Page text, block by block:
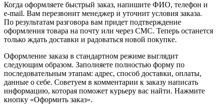
Когда оформляете быстрый заказ, напишите ФИО, телефон и
e-mail. Вам перезвонит менеджер и уточнит условия заказа.
По результатам разговора вам придет подтверждение
оформления товара на почту или через СМС. Теперь останется
только ждать доставки и радоваться новой покупке.
Оформление заказа в стандартном режиме выглядит
следующим образом. Заполняете полностью форму по
последовательным этапам: адрес, способ доставки, оплаты,
данные о себе. Советуем в комментарии к заказу написать
информацию, которая поможет курьеру вас найти. Нажмите
кнопку «Оформить заказ».